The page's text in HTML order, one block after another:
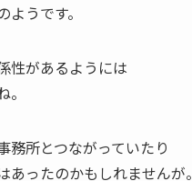
ようです。
性があるようには
務所とつながっていたり
あったのかもしれませんが。